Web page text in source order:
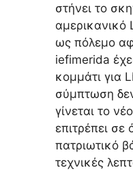
στήνει το
αμερικανικό
ως πόλεμο
iefimerida
κομμάτι για
σύμπτωση
γίνεται το
επιτρέπει
πατριωτικό
τεχνικές